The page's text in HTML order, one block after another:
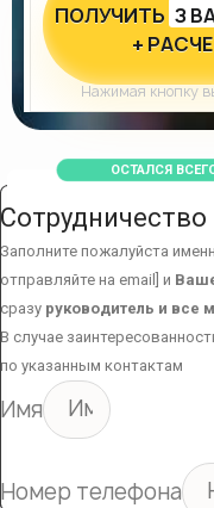
ПОЛУЧИТЬ З
+
Нажимая кнопку
ОСТАЛСЯ
Сотрудничество
Заполните пожалуйста
отправляйте на email] и
сразу руководитель и все
В случае
по указанным контактам
Имя
Номер телефона